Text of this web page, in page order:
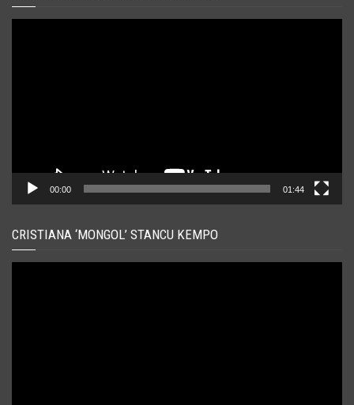
00:00 01:44
CRISTIANA ‘MONGOL’ STANCU KEMPO